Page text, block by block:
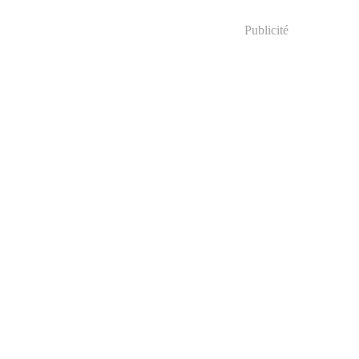
Publicité